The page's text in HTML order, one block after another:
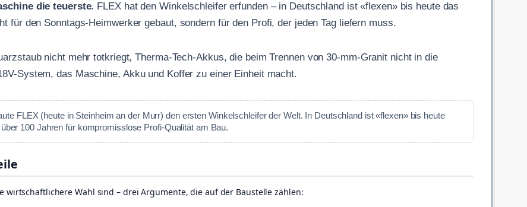
die teuerste. FLEX hat den Winkelschleifer erfunden – in Deutschland ist «flexen» bis heute das
für den Sonntags-Heimwerker gebaut, sondern für den Profi, der jeden Tag liefern muss.
nicht mehr totkriegt, Therma-Tech-Akkus, die beim Trennen von 30-mm-Granit nicht in die
System, das Maschine, Akku und Koffer zu einer Einheit macht.
FLEX (heute in Steinheim an der Murr) den ersten Winkelschleifer der Welt. In Deutschland ist «flexen» bis heute
100 Jahren für kompromisslose Profi-Qualität am Bau.
wirtschaftlichere Wahl sind – drei Argumente, die auf der Baustelle zählen: